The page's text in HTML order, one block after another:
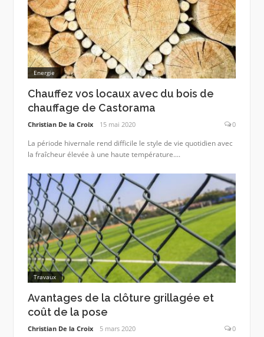
Energie
Chauffez vos locaux avec du bois de
chauffage de Castorama
Christian De la Croix 15 mai 2020 0
La période hivernale rend difficile le style de vie quotidien avec
la fraîcheur élevée à une haute température....
Travaux
Avantages de la clôture grillagée et
coût de la pose
Christian De la Croix 5 mars 2020 0